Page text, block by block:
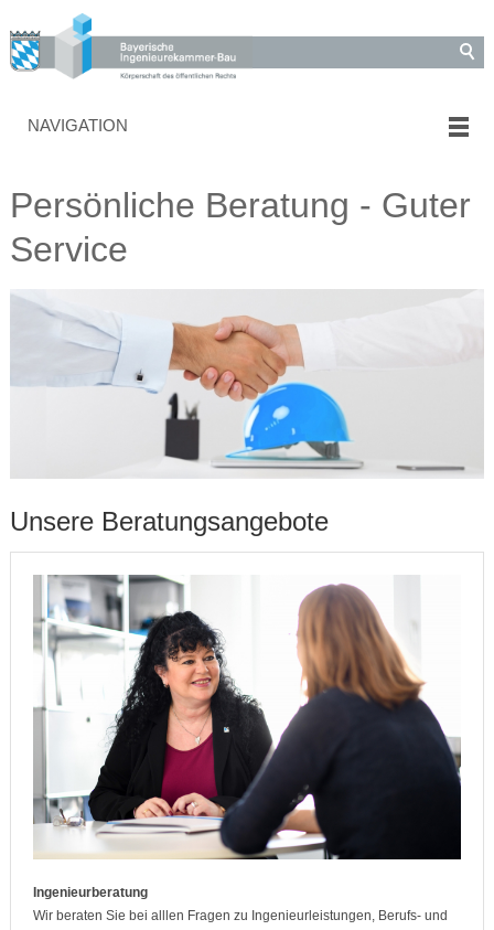
NAVIGATION
Persönliche Beratung - Guter
Service
Unsere Beratungsangebote
Ingenieurberatung
Wir beraten Sie bei alllen Fragen zu Ingenieurleistungen, Berufs- und